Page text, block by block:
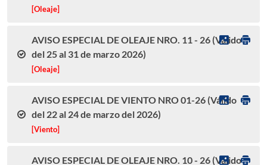
[Oleaje]
AVISO ESPECIAL DE OLEAJE NRO. 11 - 26 (Válido
del 25 al 31 de marzo 2026)
[Oleaje]
AVISO ESPECIAL DE VIENTO NRO 01-26 (Válido
del 22 al 24 de marzo del 2026)
[Viento]
AVISO ESPECIAL DE OLEAJE NRO. 10 - 26 (Válido